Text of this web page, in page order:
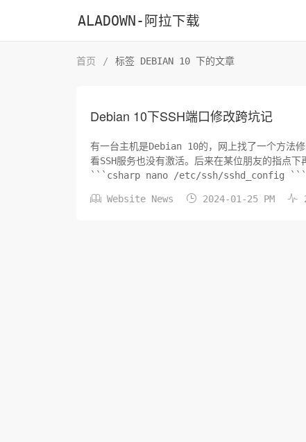
ALADOWN-阿拉下载
首页 / 标签 DEBIAN 10 下的文章
Debian 10下SSH端口修改跨坑记
有一台主机是Debian 10的，网上找了一个方法
看SSH服务也没有激活。后来在某位朋友的指点下再修改了
```csharp nano /etc/ssh/sshd_config ```
 Website News  2024-01-25 PM 